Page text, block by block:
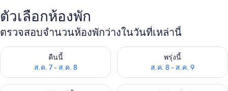
ตัวเลือกห้องพัก
ตรวจสอบจำนวนห้องพักว่างในวันที่เหล่านี้
คืนนี้
ส.ค. 7 - ส.ค. 8
ตรวจสอบจำนวนห้องพักว่างในคืนนี้ ส.ค. 7 - ส.ค. 8พรุ่งนี้
ส.ค. 8 - ส.ค. 9
ตรวจสอบจำนวนห้องพักว่างใน